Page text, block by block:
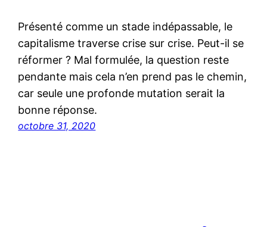
Présenté comme un stade indépassable, le
capitalisme traverse crise sur crise. Peut-il se
réformer ? Mal formulée, la question reste
pendante mais cela n’en prend pas le chemin,
car seule une profonde mutation serait la
bonne réponse.
octobre 31, 2020